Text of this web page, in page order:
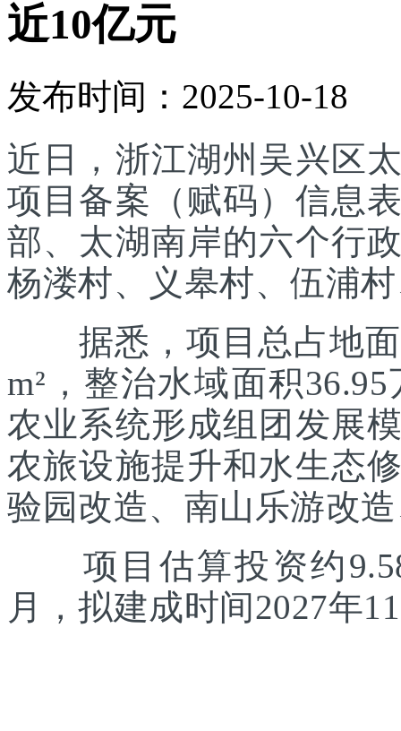
近10亿元
发布时间：2025-10-18
近日，浙江湖州吴兴区
项目备案（赋码）信息
部、太湖南岸的六个行
杨溇村、义皋村、伍浦
据悉，项目总占地面
m²，整治水域面积
农业系统形成组团发展
农旅设施提升和水生态
验园改造、南山乐游改
项目估算投资约9.58
月，拟建成时间2027年